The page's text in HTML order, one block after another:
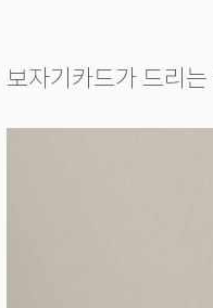
보자기카드가 드리는